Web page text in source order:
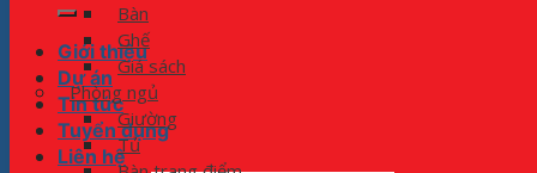
Giới thiệu
Dự án
Tin tức
Tuyển dụng
Liên hệ
Bàn
Ghế
Giá sách
Phòng ngủ
Giường
Tủ